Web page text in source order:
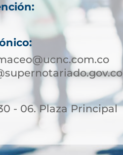
- 06. Plaza Principal